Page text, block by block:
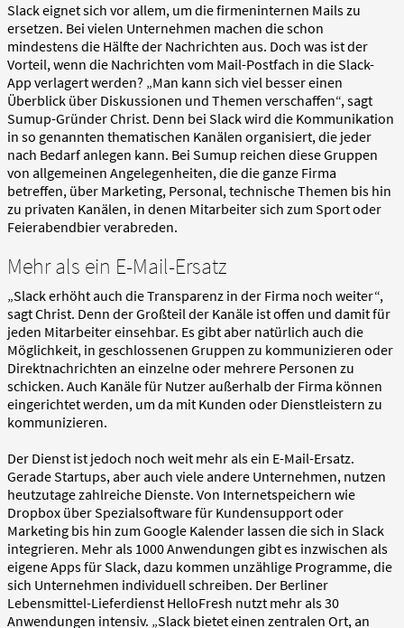
Slack eignet sich vor allem, um die firmeninternen Mails zu
ersetzen. Bei vielen Unternehmen machen die schon
mindestens die Hälfte der Nachrichten aus. Doch was ist der
Vorteil, wenn die Nachrichten vom Mail-Postfach in die Slack-
App verlagert werden? „Man kann sich viel besser einen
Überblick über Diskussionen und Themen verschaffen“, sagt
Sumup-Gründer Christ. Denn bei Slack wird die Kommunikation
in so genannten thematischen Kanälen organisiert, die jeder
nach Bedarf anlegen kann. Bei Sumup reichen diese Gruppen
von allgemeinen Angelegenheiten, die die ganze Firma
betreffen, über Marketing, Personal, technische Themen bis hin
zu privaten Kanälen, in denen Mitarbeiter sich zum Sport oder
Feierabendbier verabreden.
Mehr als ein E-Mail-Ersatz
„Slack erhöht auch die Transparenz in der Firma noch weiter“,
sagt Christ. Denn der Großteil der Kanäle ist offen und damit für
jeden Mitarbeiter einsehbar. Es gibt aber natürlich auch die
Möglichkeit, in geschlossenen Gruppen zu kommunizieren oder
Direktnachrichten an einzelne oder mehrere Personen zu
schicken. Auch Kanäle für Nutzer außerhalb der Firma können
eingerichtet werden, um da mit Kunden oder Dienstleistern zu
kommunizieren.
Der Dienst ist jedoch noch weit mehr als ein E-Mail-Ersatz.
Gerade Startups, aber auch viele andere Unternehmen, nutzen
heutzutage zahlreiche Dienste. Von Internetspeichern wie
Dropbox über Spezialsoftware für Kundensupport oder
Marketing bis hin zum Google Kalender lassen die sich in Slack
integrieren. Mehr als 1000 Anwendungen gibt es inzwischen als
eigene Apps für Slack, dazu kommen unzählige Programme, die
sich Unternehmen individuell schreiben. Der Berliner
Lebensmittel-Lieferdienst HelloFresh nutzt mehr als 30
Anwendungen intensiv. „Slack bietet einen zentralen Ort, an